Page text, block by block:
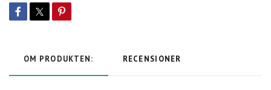
OM PRODUKTEN: RECENSIONER